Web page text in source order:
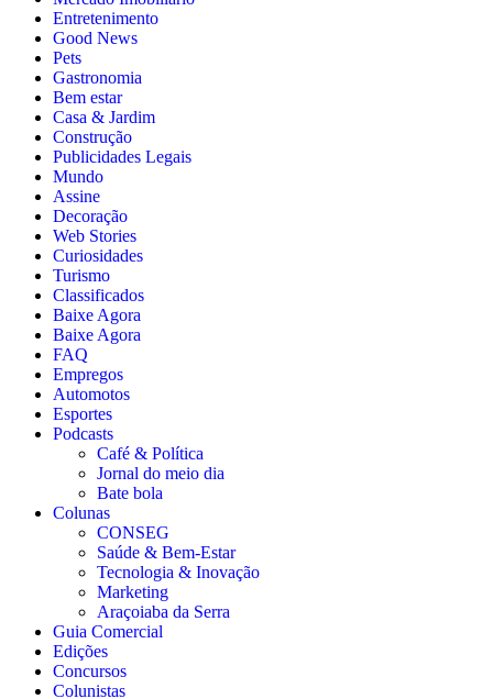
Entretenimento
Good News
Pets
Gastronomia
Bem estar
Casa & Jardim
Construção
Publicidades Legais
Mundo
Assine
Decoração
Web Stories
Curiosidades
Turismo
Classificados
Baixe Agora
Baixe Agora
FAQ
Empregos
Automotos
Esportes
Podcasts
Café & Política
Jornal do meio dia
Bate bola
Colunas
CONSEG
Saúde & Bem-Estar
Tecnologia & Inovação
Marketing
Araçoiaba da Serra
Guia Comercial
Edições
Concursos
Colunistas